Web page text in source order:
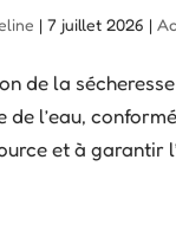
|7 juillet 2026 |
de la
de l’eau,
et à garantir